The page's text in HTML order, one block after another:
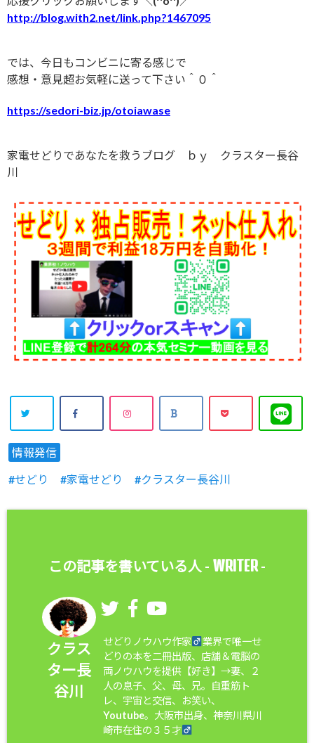
http://blog.with2.net/link.php?1467095
では、今日もコンビニに寄る感じで
感想・意見超お気軽に送って下さい＾０＾
https://sedori-biz.jp/otoiawase
家電せどりであなたを救うブログ ｂｙ クラスター長谷
川
情報発信
せどり
家電せどり クラスター長谷川
この記事を書いている人 - WRITER-
クラス
ター長
谷川
せどりノウハウ作家
業界で唯一せ
どりの本を二冊出版、店舗＆電脳の
両ノウハウを提供【好き】→妻、２
人の息子、父、母、兄。自重筋ト
レ、宇宙と交信、お笑い、
Youtube。大阪市出身、神奈川県川
崎市在住の３５才